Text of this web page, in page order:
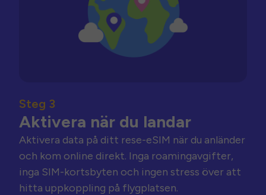
Steg 3
Aktivera när du landar
Aktivera data på ditt rese-eSIM när du anländer
och kom online direkt. Inga roamingavgifter,
inga SIM-kortsbyten och ingen stress över att
hitta uppkoppling på flygplatsen.